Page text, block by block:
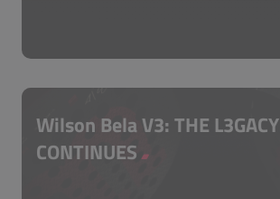
Wilson Bela V3: THE L3GACY
CONTINUES